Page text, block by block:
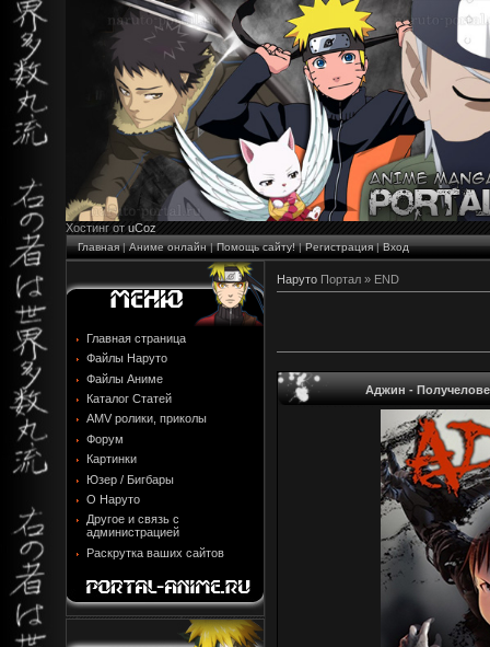
Хостинг от uCoz
Главная|Аниме онлайн|Помощь сайту!|Регистрация|Вход
Главная страница
Файлы Наруто
Файлы Аниме
Каталог Статей
AMV ролики, приколы
Форум
Картинки
Юзер / Бигбары
О Наруто
Другое и связь с
администрацией
Раскрутка ваших сайтов
Наруто Портал » END
Аджин -